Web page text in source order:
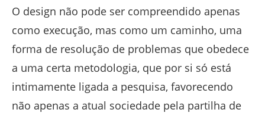
O design não pode ser compreendido apenas
como execução, mas como um caminho, uma
forma de resolução de problemas que obedece
a uma certa metodologia, que por si só está
intimamente ligada a pesquisa, favorecendo
não apenas a atual sociedade pela partilha de